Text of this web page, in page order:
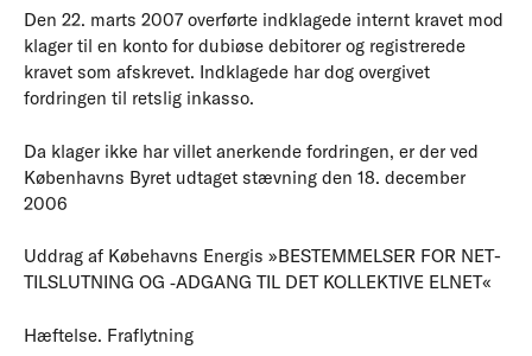
Den 22. marts 2007 overførte indklagede internt kravet mod
klager til en konto for dubiøse debitorer og registrerede
kravet som afskrevet. Indklagede har dog overgivet
fordringen til retslig inkasso.
Da klager ikke har villet anerkende fordringen, er der ved
Københavns Byret udtaget stævning den 18. december
2006
Uddrag af Købehavns Energis »BESTEMMELSER FOR NET­
TIL­SLUT­NING OG ‑AD­GANG TIL DET KOL­LEK­TI­VE ELNET«
Hæftelse. Fraflytning